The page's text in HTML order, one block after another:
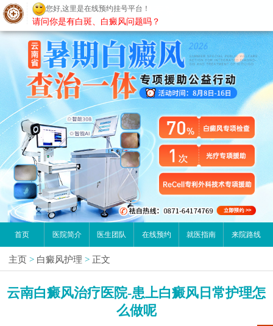
昆明白癜风医院
首页 医院简介 医生团队 在线预约 就医指南 来院路线
主页 > 白癜风护理 > 正文
云南白癜风治疗医院-患上白癜风日常护理怎
么做呢
您好,这里是在线预约挂号平台！
请问你是有白斑、白癜风问题吗？